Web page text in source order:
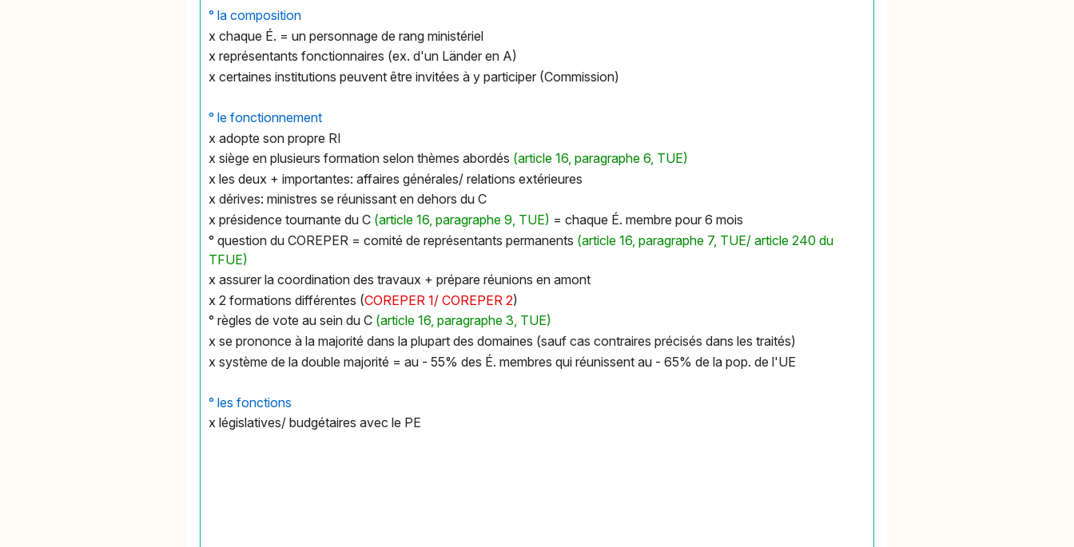
° la composition
x chaque É. = un personnage de rang ministériel
x représentants fonctionnaires (ex. d'un Länder en A)
x certaines institutions peuvent être invitées à y participer (Commission)
° le fonctionnement
x adopte son propre RI
x siège en plusieurs formation selon thèmes abordés (article 16, paragraphe 6, TUE)
x les deux + importantes: affaires générales/ relations extérieures
x dérives: ministres se réunissant en dehors du C
x présidence tournante du C (article 16, paragraphe 9, TUE) = chaque É. membre pour 6 mois
° question du COREPER = comité de représentants permanents (article 16, paragraphe 7, TUE/ article 240 du
TFUE)
x assurer la coordination des travaux + prépare réunions en amont
x 2 formations différentes (COREPER 1/ COREPER 2)
° règles de vote au sein du C (article 16, paragraphe 3, TUE)
x se prononce à la majorité dans la plupart des domaines (sauf cas contraires précisés dans les traités)
x système de la double majorité = au - 55% des É. membres qui réunissent au - 65% de la pop. de l'UE
° les fonctions
x législatives/ budgétaires avec le PE